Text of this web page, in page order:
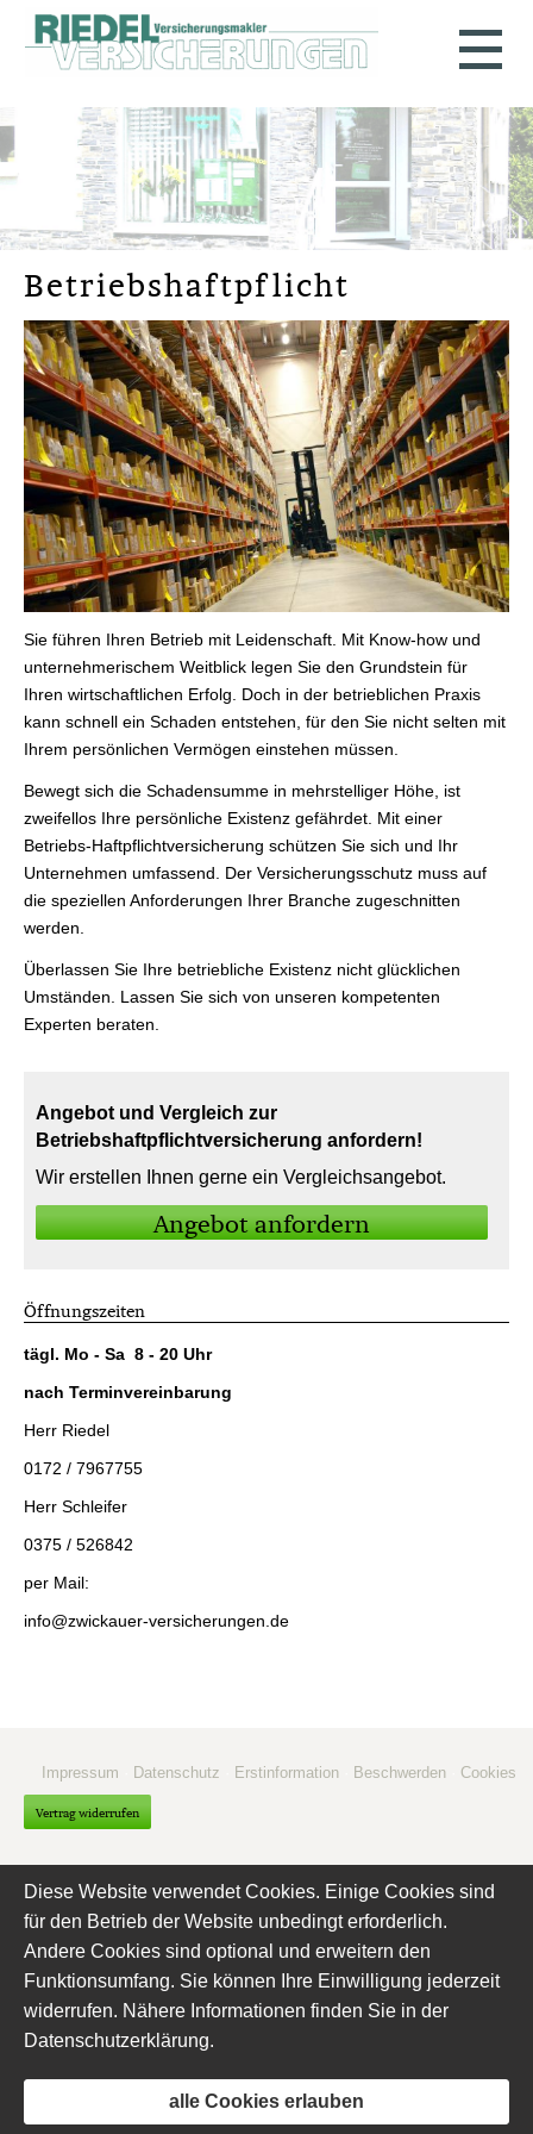
Betriebshaftpflicht
Sie führen Ihren Betrieb mit Leidenschaft. Mit Know-how und
unternehmerischem Weitblick legen Sie den Grundstein für
Ihren wirtschaftlichen Erfolg. Doch in der betrieblichen Praxis
kann schnell ein Schaden entstehen, für den Sie nicht selten mit
Ihrem persönlichen Vermögen einstehen müssen.
Bewegt sich die Schadensumme in mehrstelliger Höhe, ist
zweifellos Ihre persönliche Existenz gefährdet. Mit einer
Betriebs-Haft­pflichtversicherung schützen Sie sich und Ihr
Unternehmen umfassend. Der Versicherungsschutz muss auf
die speziellen Anforderungen Ihrer Branche zugeschnitten
werden.
Überlassen Sie Ihre betriebliche Existenz nicht glücklichen
Umständen. Lassen Sie sich von unseren kompetenten
Experten beraten.
Angebot und Vergleich zur
Betriebshaftpflichtversicherung anfordern!
Wir erstellen Ihnen gerne ein Vergleichsangebot.
An­ge­bot an­for­dern
Öffnungszeiten
tägl. Mo - Sa 8 - 20 Uhr
nach Terminvereinbarung
Herr Riedel
0172 / 7967755
Herr Schleifer
0375 / 526842
per Mail:
info@zwickauer-versicherungen.de
Impressum Datenschutz Erstinformation Beschwerden Cookies
Vertrag widerrufen
Diese Website verwendet Cookies. Einige Cookies sind
für den Betrieb der Website unbedingt erforderlich.
Andere Cookies sind optional und erweitern den
Funktionsumfang. Sie können Ihre Einwilligung jederzeit
widerrufen. Nähere Informationen finden Sie in der
Datenschutzerklärung.
alle Cookies erlauben